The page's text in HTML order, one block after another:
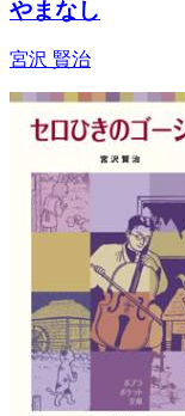
やまなし
宮沢 賢治